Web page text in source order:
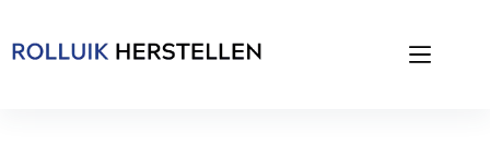
content